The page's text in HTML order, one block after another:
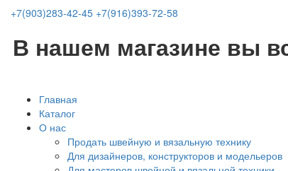
+7(903)283-42-45 +7(916)393-72-58
В нашем магазине вы
Главная
Каталог
О нас
Продать швейную и вязальную технику
Для дизайнеров, конструкторов и модельеров